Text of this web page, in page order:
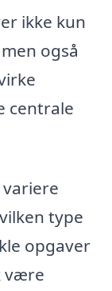
ikke kun
også
centrale
variere
type
opgaver
være